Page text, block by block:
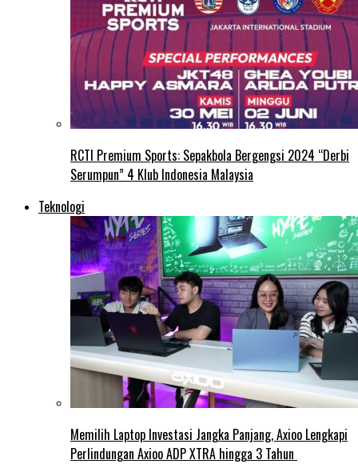
RCTI Premium Sports: Sepakbola Bergengsi 2024 “Derbi
Serumpun” 4 Klub Indonesia Malaysia
Teknologi
Memilih Laptop Investasi Jangka Panjang, Axioo Lengkapi
Perlindungan Axioo ADP XTRA hingga 3 Tahun